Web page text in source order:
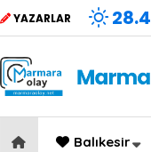
YAZARLAR 28.4
Balıkesir